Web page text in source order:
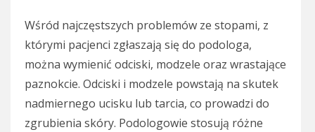
Wśród najczęstszych problemów ze stopami, z
którymi pacjenci zgłaszają się do podologa,
można wymienić odciski, modzele oraz wrastające
paznokcie. Odciski i modzele powstają na skutek
nadmiernego ucisku lub tarcia, co prowadzi do
zgrubienia skóry. Podologowie stosują różne